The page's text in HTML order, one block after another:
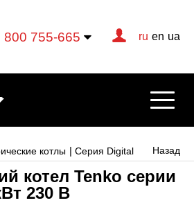
800 755-665 ru en ua
котлы
Назад
котлы | Серия Digital
котел Tenko серии
230 В